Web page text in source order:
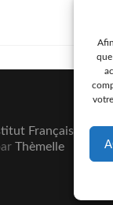
Français de la
ThèmeIle